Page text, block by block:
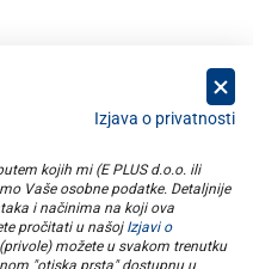
Izjava o privatnosti
kojih mi (E PLUS d.o.o. ili
Vaše osobne podatke. Detaljnije
i načinima na koji ova
pročitati u našoj Izjavi o
možete u svakom trenutku
"otiska prsta" dostupnu u